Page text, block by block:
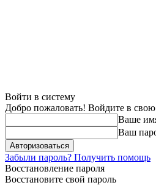
Войти в систему
Добро пожаловать! Войдите в
Ваше
Ваш
Забыли пароль? Получить помощь
Восстановление пароля
Восстановите свой пароль